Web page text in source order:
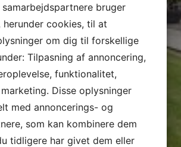
bruger
herunder cookies, til at
om dig til forskellige
Tilpasning af annoncering,
funktionalitet,
Disse oplysninger
med annoncerings- og
som kan kombinere dem
tidligere har givet dem eller